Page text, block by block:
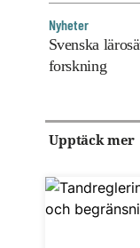
Nyheter
Svenska
forskning
Upptäck mer